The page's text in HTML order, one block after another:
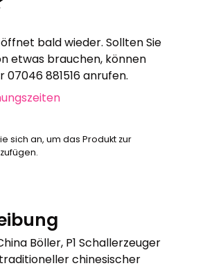
bald wieder. Sollten Sie
etwas brauchen, können
07046 881516 anrufen.
sich an, um das Produkt zur
Böller, P1 Schallerzeuger
chinesischer